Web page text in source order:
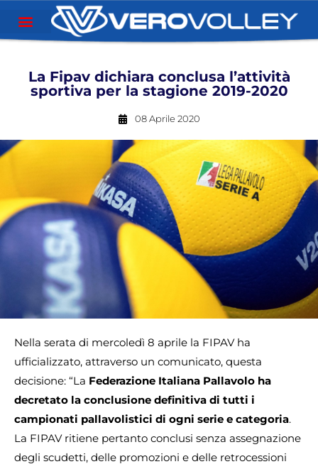
La Fipav dichiara conclusa l’attività
sportiva per la stagione 2019-2020
08 Aprile 2020
Nella serata di mercoledì 8 aprile la FIPAV ha
ufficializzato, attraverso un comunicato, questa
decisione: “La Federazione Italiana Pallavolo ha
decretato la conclusione definitiva di tutti i
campionati pallavolistici di ogni serie e categoria.
La FIPAV ritiene pertanto conclusi senza assegnazione
degli scudetti, delle promozioni e delle retrocessioni